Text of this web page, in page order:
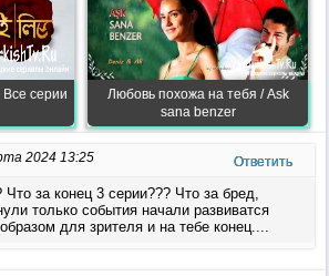
Все серии
Любовь похожа на тебя / Ask
sana benzer
2024 13:25 Ответить
Что за конец 3 серии??? Что за бред,
только события начали развиватся
для зрителя и на тебе конец....